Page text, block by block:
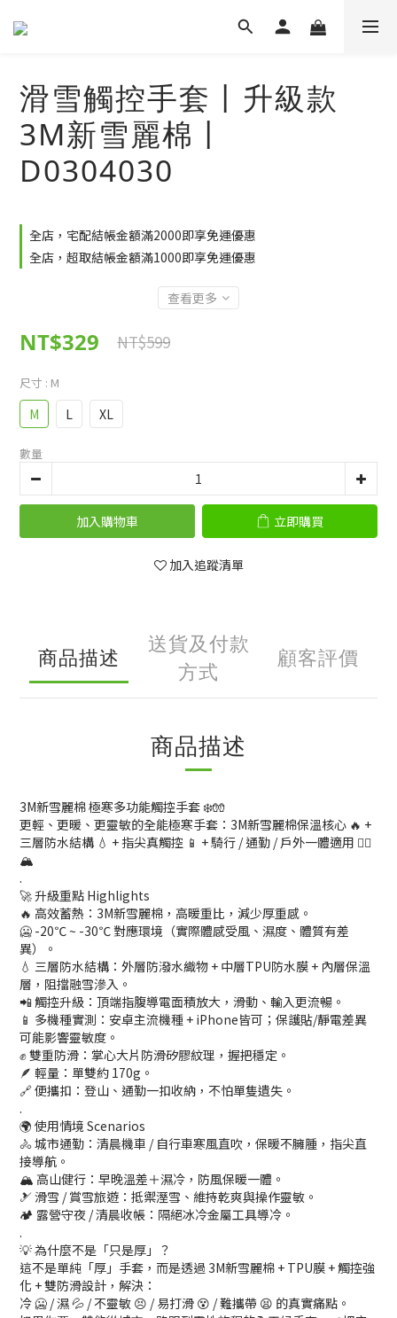
滑雪觸控手套丨升級款
3M新雪麗棉丨
D0304030
全店，宅配結帳金額滿2000即享免運優惠
全店，超取結帳金額滿1000即享免運優惠
查看更多
NT$329 NT$599
尺寸 : M
M L XL
數量
加入購物車 立即購買
加入追蹤清單
商品描述
送貨及付款
方式
顧客評價
商品描述
3M新雪麗棉 極寒多功能觸控手套 ❄️🧤
更輕、更暖、更靈敏的全能極寒手套：3M新雪麗棉保溫核心 🔥 +
三層防水結構 💧 + 指尖真觸控 📱 + 騎行 / 通勤 / 戶外一體適用 🚴‍♂️
🏔️
.
🚀 升級重點 Highlights
🔥 高效蓄熱：3M新雪麗棉，高暖重比，減少厚重感。
🥶 -20℃ ~ -30℃ 對應環境（實際體感受風、濕度、體質有差
異）。
💧 三層防水結構：外層防潑水織物 + 中層TPU防水膜 + 內層保溫
層，阻擋融雪滲入。
📲 觸控升級：頂端指腹導電面積放大，滑動、輸入更流暢。
📱 多機種實測：安卓主流機種 + iPhone皆可；保護貼/靜電差異
可能影響靈敏度。
✊ 雙重防滑：掌心大片防滑矽膠紋理，握把穩定。
🪶 輕量：單雙約 170g。
🔗 便攜扣：登山、通勤一扣收納，不怕單隻遺失。
.
🌍 使用情境 Scenarios
🚴 城市通勤：清晨機車 / 自行車寒風直吹，保暖不臃腫，指尖直
接導航。
🏔️ 高山健行：早晚溫差＋濕冷，防風保暖一體。
🎿 滑雪 / 賞雪旅遊：抵禦溼雪、維持乾爽與操作靈敏。
🏕️ 露營守夜 / 清晨收帳：隔絕冰冷金屬工具導冷。
.
💡 為什麼不是「只是厚」？
這不是單純「厚」手套，而是透過 3M新雪麗棉 + TPU膜 + 觸控強
化 + 雙防滑設計，解決：
冷 🥶 / 濕 💦 / 不靈敏 😣 / 易打滑 😵 / 難攜帶 😫 的真實痛點。